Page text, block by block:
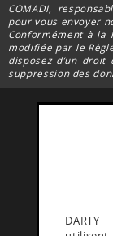
COMADI,
pour vous envoyer
Conformément à la
modifiée par le
disposez d’un
suppression des